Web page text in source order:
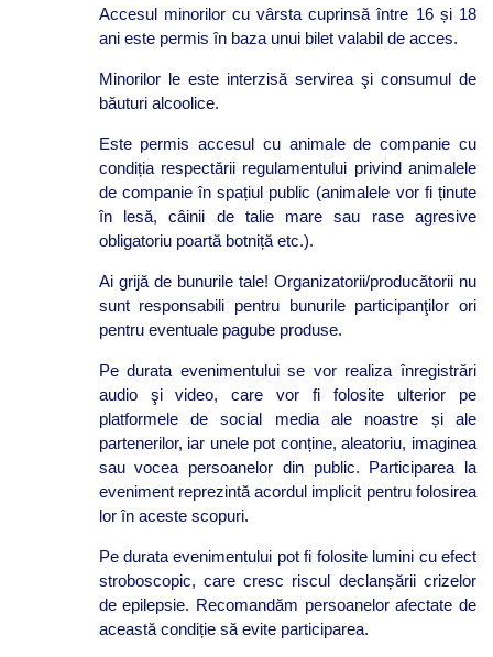
Accesul minorilor cu vârsta cuprinsă între 16 și 18
ani este permis în baza unui bilet valabil de acces.
Minorilor le este interzisă servirea şi consumul de
băuturi alcoolice.
Este permis accesul cu animale de companie cu
condiția respectării regulamentului privind animalele
de companie în spațiul public (animalele vor fi ținute
în lesă, câinii de talie mare sau rase agresive
obligatoriu poartă botniță etc.).
Ai grijă de bunurile tale! Organizatorii/producătorii nu
sunt responsabili pentru bunurile participanţilor ori
pentru eventuale pagube produse.
Pe durata evenimentului se vor realiza înregistrări
audio şi video, care vor fi folosite ulterior pe
platformele de social media ale noastre și ale
partenerilor, iar unele pot conține, aleatoriu, imaginea
sau vocea persoanelor din public. Participarea la
eveniment reprezintă acordul implicit pentru folosirea
lor în aceste scopuri.
Pe durata evenimentului pot fi folosite lumini cu efect
stroboscopic, care cresc riscul declanșării crizelor
de epilepsie. Recomandăm persoanelor afectate de
această condiție să evite participarea.